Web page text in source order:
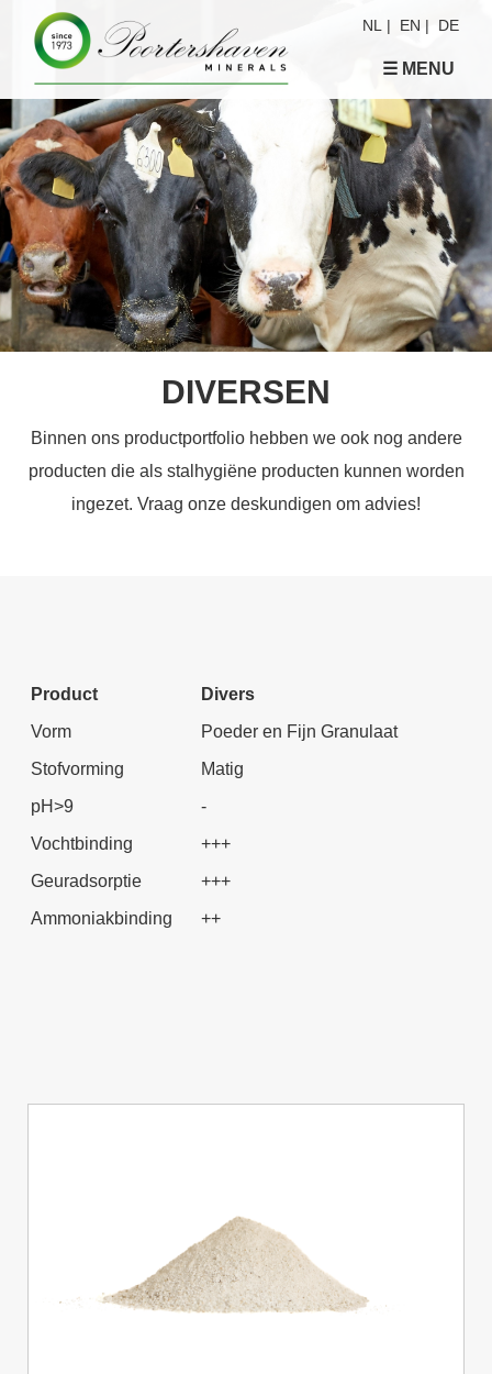
NL | EN | DE
☰ MENU
DIVERSEN
Binnen ons productportfolio hebben we ook nog andere
producten die als stalhygiëne producten kunnen worden
ingezet. Vraag onze deskundigen om advies!
Product
Divers
Vorm
Poeder en Fijn Granulaat
Stofvorming
Matig
pH>9
-
Vochtbinding
+++
Geuradsorptie
+++
Ammoniakbinding
++